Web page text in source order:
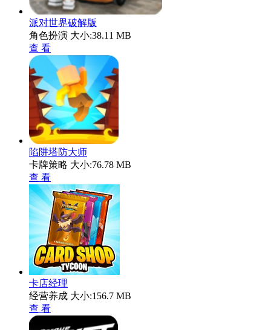
派对世界破解版
角色扮演 大小:38.11 MB
查 看
陷阱塔防大师
卡牌策略 大小:76.78 MB
查 看
卡店经理
经营养成 大小:156.7 MB
查 看